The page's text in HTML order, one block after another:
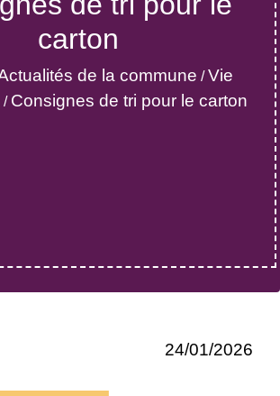
carton
de la commune /Vie
/ Consignes de tri pour le carton
24/01/2026